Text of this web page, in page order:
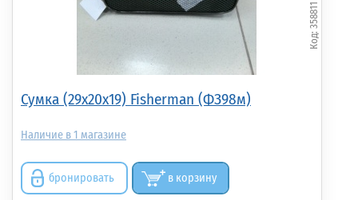
Сумка (29х20х19) Fisherman (ФЗ98м)
358811
1
бронировать в корзину